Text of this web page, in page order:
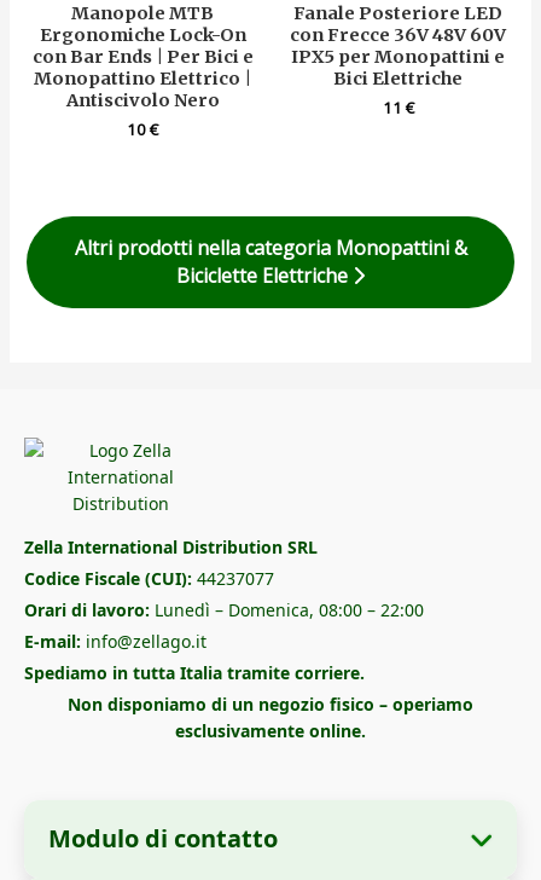
Manopole MTB
Ergonomiche Lock-On
con Bar Ends | Per Bici e
Monopattino Elettrico |
Antiscivolo Nero
10€
Fanale Posteriore LED
con Frecce 36V 48V 60V
IPX5 per Monopattini e
Bici Elettriche
11€
Altri prodotti nella categoria Monopattini &
Biciclette Elettriche
Zella International Distribution SRL
Codice Fiscale (CUI): 44237077
Orari di lavoro: Lunedì – Domenica, 08:00 – 22:00
E-mail: info@zellago.it
Spediamo in tutta Italia tramite corriere.
Non disponiamo di un negozio fisico – operiamo
esclusivamente online.
Modulo di contatto